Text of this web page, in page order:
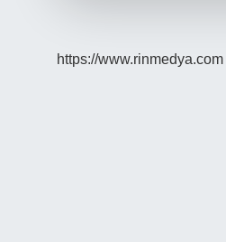
https://www.rinmedya.com